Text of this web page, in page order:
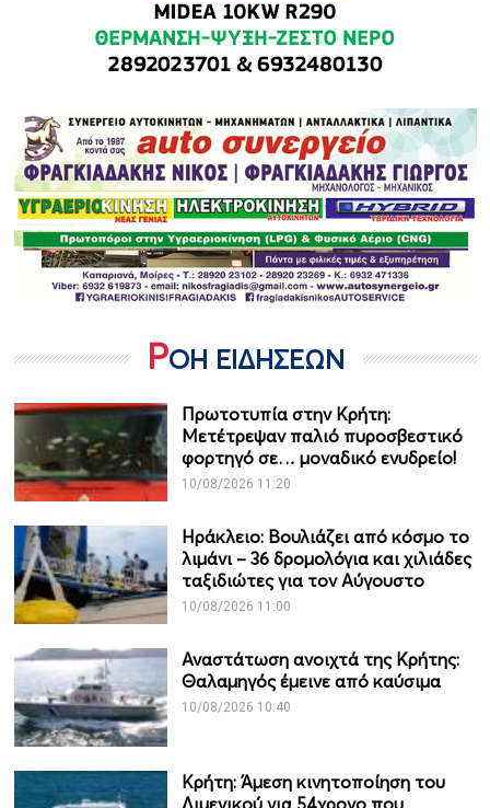
ΡΟΗ ΕΙΔΗΣΕΩΝ
Πρωτοτυπία στην Κρήτη:
Μετέτρεψαν παλιό πυροσβεστικό
φορτηγό σε… μοναδικό ενυδρείο!
10/08/2026 11:20
Ηράκλειο: Βουλιάζει από κόσμο το
λιμάνι – 36 δρομολόγια και χιλιάδες
ταξιδιώτες για τον Αύγουστο
10/08/2026 11:00
Αναστάτωση ανοιχτά της Κρήτης:
Θαλαμηγός έμεινε από καύσιμα
10/08/2026 10:40
Κρήτη: Άμεση κινητοποίηση του